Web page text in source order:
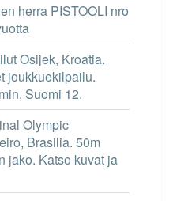
herra PISTOOLI nro
Osijek, Kroatia.
joukkuekilpailu.
Suomi 12.
Olympic
Brasilia. 50m
jako. Katso kuvat ja